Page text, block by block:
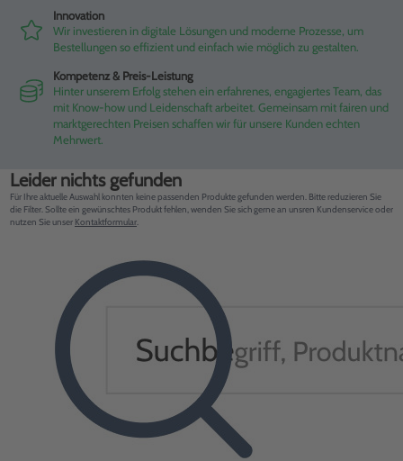
Innovation
Wir investieren in digitale Lösungen und moderne Prozesse, um
Bestellungen so effizient und einfach wie möglich zu gestalten.
Kompetenz & Preis-Leistung
Hinter unserem Erfolg stehen ein erfahrenes, engagiertes Team, das
mit Know-how und Leidenschaft arbeitet. Gemeinsam mit fairen und
marktgerechten Preisen schaffen wir für unsere Kunden echten
Mehrwert.
Leider nichts gefunden
Für Ihre aktuelle Auswahl konnten keine passenden Produkte gefunden werden. Bitte reduzieren Sie
die Filter. Sollte ein gewünschtes Produkt fehlen, wenden Sie sich gerne an unsren Kundenservice oder
nutzen Sie unser Kontaktformular.